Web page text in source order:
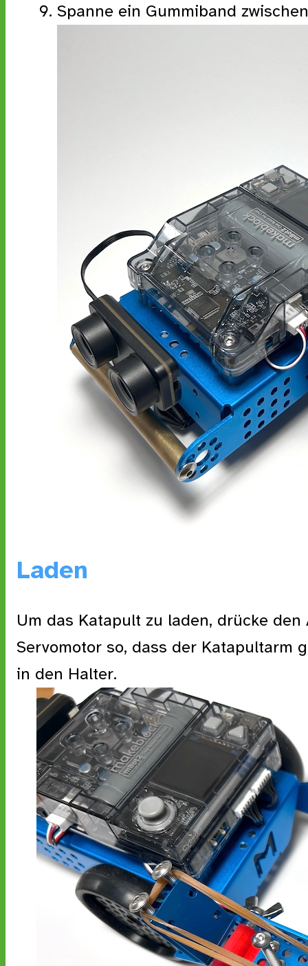
Spanne ein Gummiband
Laden
Um das Katapult zu laden, drücke
Servomotor so, dass der Katapultarm
in den Halter.